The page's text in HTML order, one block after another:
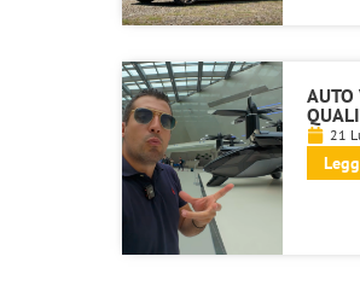
AUTO
21